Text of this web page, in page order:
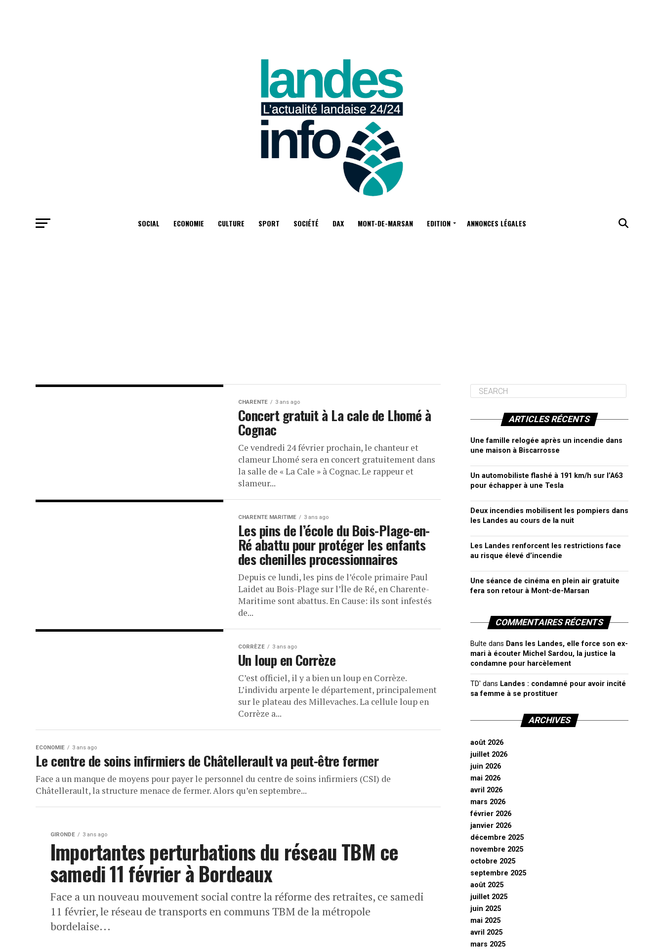
SOCIAL ECONOMIE CULTURE SPORT SOCIÉTÉ DAX MONT-DE-MARSAN EDITION ANNONCES LÉGALES
CHARENTE 3 ans ago
Concert gratuit à La cale de Lhomé à
Cognac
Ce vendredi 24 février prochain, le chanteur et
clameur Lhomé sera en concert gratuitement dans
la salle de « La Cale » à Cognac. Le rappeur et
slameur...
CHARENTE MARITIME 3 ans ago
Les pins de l’école du Bois-Plage-en-
Ré abattu pour protéger les enfants
des chenilles processionnaires
Depuis ce lundi, les pins de l’école primaire Paul
Laidet au Bois-Plage sur l’Île de Ré, en Charente-
Maritime sont abattus. En Cause: ils sont infestés
de...
CORRÈZE 3 ans ago
Un loup en Corrèze
C’est officiel, il y a bien un loup en Corrèze.
L’individu arpente le département, principalement
sur le plateau des Millevaches. La cellule loup en
Corrèze a...
ECONOMIE 3 ans ago
Le centre de soins infirmiers de Châtellerault va peut-être fermer
Face a un manque de moyens pour payer le personnel du centre de soins infirmiers (CSI) de
Châtellerault, la structure menace de fermer. Alors qu’en septembre...
GIRONDE 3 ans ago
Importantes perturbations du réseau TBM ce
samedi 11 février à Bordeaux
Face a un nouveau mouvement social contre la réforme des retraites, ce samedi
11 février, le réseau de transports en communs TBM de la métropole
bordelaise...
ARTICLES RÉCENTS
Une famille relogée après un incendie dans
une maison à Biscarrosse
Un automobiliste flashé à 191 km/h sur l’A63
pour échapper à une Tesla
Deux incendies mobilisent les pompiers dans
les Landes au cours de la nuit
Les Landes renforcent les restrictions face
au risque élevé d’incendie
Une séance de cinéma en plein air gratuite
fera son retour à Mont-de-Marsan
COMMENTAIRES RÉCENTS
Bulte dans Dans les Landes, elle force son ex-
mari à écouter Michel Sardou, la justice la
condamne pour harcèlement
TD' dans Landes : condamné pour avoir incité
sa femme à se prostituer
ARCHIVES
août 2026
juillet 2026
juin 2026
mai 2026
avril 2026
mars 2026
février 2026
janvier 2026
décembre 2025
novembre 2025
octobre 2025
septembre 2025
août 2025
juillet 2025
juin 2025
mai 2025
avril 2025
mars 2025